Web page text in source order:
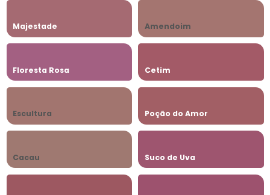
Majestade Amendoim
Floresta Rosa Cetim
Escultura Poção do Amor
Cacau Suco de Uva